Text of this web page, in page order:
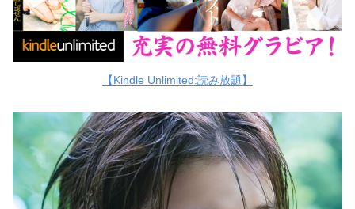
【Kindle Unlimited:読み放題】